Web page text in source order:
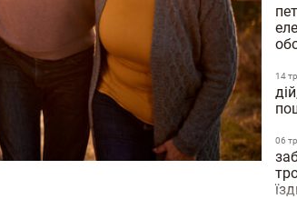
14
06